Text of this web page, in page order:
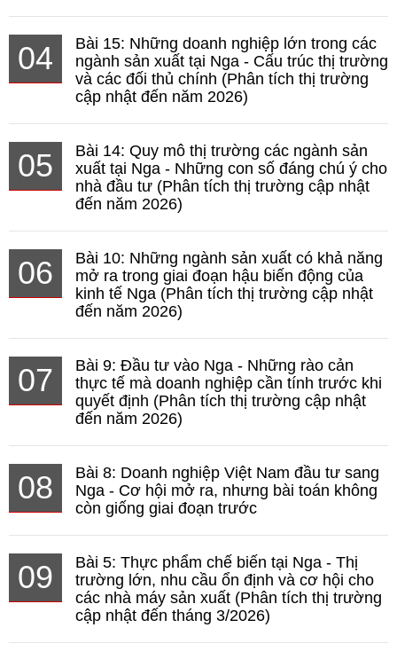
04
Bài 15: Những doanh nghiệp lớn trong các
ngành sản xuất tại Nga - Cấu trúc thị trường
và các đối thủ chính (Phân tích thị trường
cập nhật đến năm 2026)
05
Bài 14: Quy mô thị trường các ngành sản
xuất tại Nga - Những con số đáng chú ý cho
nhà đầu tư (Phân tích thị trường cập nhật
đến năm 2026)
06
Bài 10: Những ngành sản xuất có khả năng
mở ra trong giai đoạn hậu biến động của
kinh tế Nga (Phân tích thị trường cập nhật
đến năm 2026)
07
Bài 9: Đầu tư vào Nga - Những rào cản
thực tế mà doanh nghiệp cần tính trước khi
quyết định (Phân tích thị trường cập nhật
đến năm 2026)
08
Bài 8: Doanh nghiệp Việt Nam đầu tư sang
Nga - Cơ hội mở ra, nhưng bài toán không
còn giống giai đoạn trước
09
Bài 5: Thực phẩm chế biến tại Nga - Thị
trường lớn, nhu cầu ổn định và cơ hội cho
các nhà máy sản xuất (Phân tích thị trường
cập nhật đến tháng 3/2026)